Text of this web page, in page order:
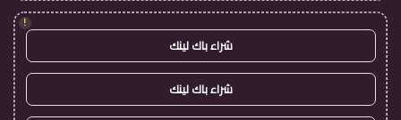
!
شراء باك لينك
شراء باك لينك